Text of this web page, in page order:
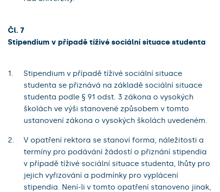
Čl. 7
Stipendium v případě tíživé sociální situace studenta
Stipendium v případě tíživé sociální situace
studenta se přiznává na základě sociální situace
studenta podle § 91 odst. 3 zákona o vysokých
školách ve výši stanovené způsobem v tomto
ustanovení zákona o vysokých školách uvedeném.
V opatření rektora se stanoví forma, náležitosti a
termíny pro podávání žádostí o přiznání stipendia
v případě tíživé sociální situace studenta, lhůty pro
jejich vyřizování a podmínky pro vyplácení
stipendia. Není-li v tomto opatření stanoveno jinak,